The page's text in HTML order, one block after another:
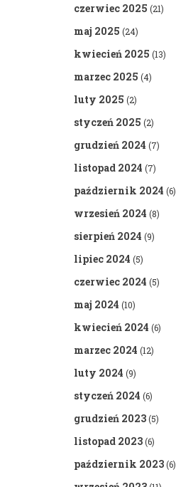
czerwiec 2025 (21)
maj 2025 (24)
kwiecień 2025 (13)
marzec 2025 (4)
luty 2025 (2)
styczeń 2025 (2)
grudzień 2024 (7)
listopad 2024 (7)
październik 2024 (6)
wrzesień 2024 (8)
sierpień 2024 (9)
lipiec 2024 (5)
czerwiec 2024 (5)
maj 2024 (10)
kwiecień 2024 (6)
marzec 2024 (12)
luty 2024 (9)
styczeń 2024 (6)
grudzień 2023(5)
listopad 2023(6)
październik 2023(6)